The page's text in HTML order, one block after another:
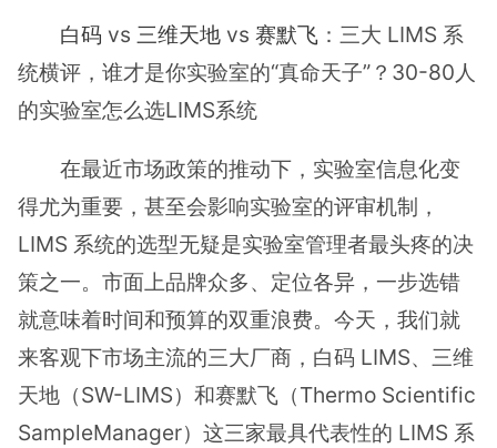
白码 vs三维天地 vs赛默飞 ：三大 LIMS 系
统横评，谁才是你实验室的“真命天子”？30-80人
的实验室怎么选LIMS系统
在最近市场政策的推动下，实验室信息化变
得尤为重要，甚至会影响实验室的评审机制，
LIMS 系统的选型无疑是实验室管理者最头疼的决
策之一。市面上品牌众多、定位各异，一步选错
就意味着时间和预算的双重浪费。今天，我们就
来客观下市场主流的三大厂商，白码 LIMS、三维
天地（SW-LIMS）和赛默飞（Thermo Scientific
SampleManager）这三家最具代表性的 LIMS 系